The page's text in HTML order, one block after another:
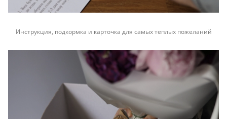
Инструкция, подкормка и карточка для самых теплых пожеланий